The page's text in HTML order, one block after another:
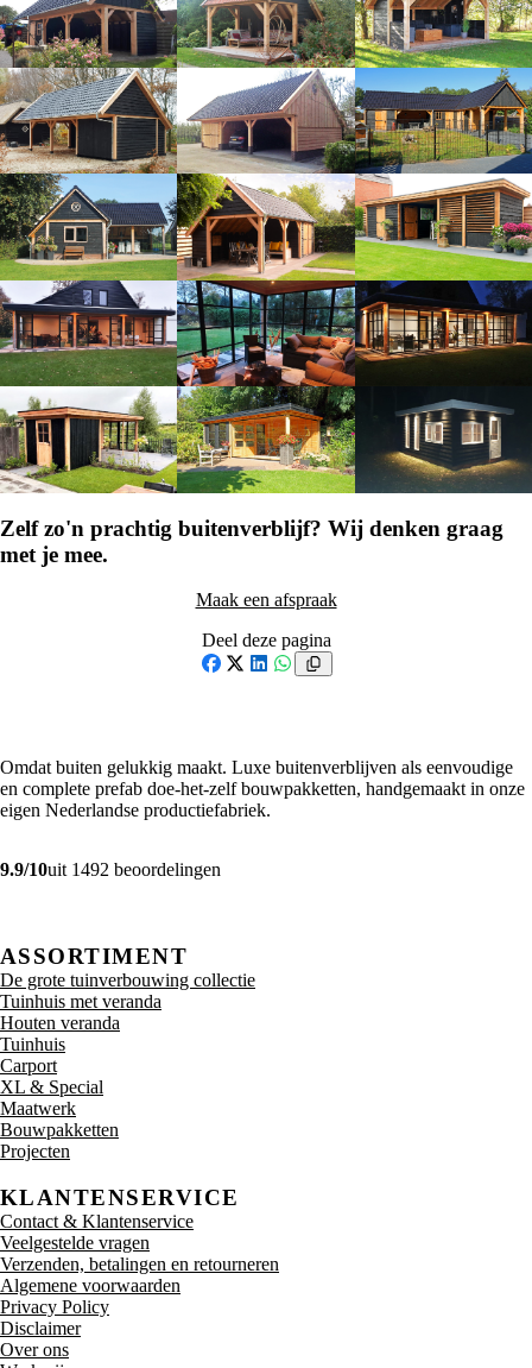
Zelf zo'n prachtig buitenverblijf? Wij denken graag
met je mee.
Maak een afspraak
Deel deze pagina
Omdat buiten gelukkig maakt. Luxe buitenverblijven als eenvoudige
en complete prefab doe-het-zelf bouwpakketten, handgemaakt in onze
eigen Nederlandse productiefabriek.
9.9/10uit 1492 beoordelingen
ASSORTIMENT
De grote tuinverbouwing collectie
Tuinhuis met veranda
Houten veranda
Tuinhuis
Carport
XL & Special
Maatwerk
Bouwpakketten
Projecten
KLANTENSERVICE
Contact & Klantenservice
Veelgestelde vragen
Verzenden, betalingen en retourneren
Algemene voorwaarden
Privacy Policy
Disclaimer
Over ons